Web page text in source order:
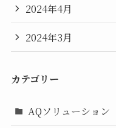
2024年4月
2024年3月
カテゴリー
AQソリューション